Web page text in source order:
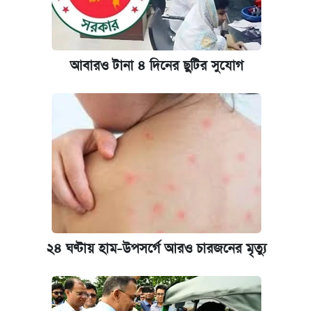
আবারও টানা ৪ দিনের ছুটির সুযোগ
২৪ ঘণ্টায় হাম-উপসর্গে আরও চারজনের মৃত্যু